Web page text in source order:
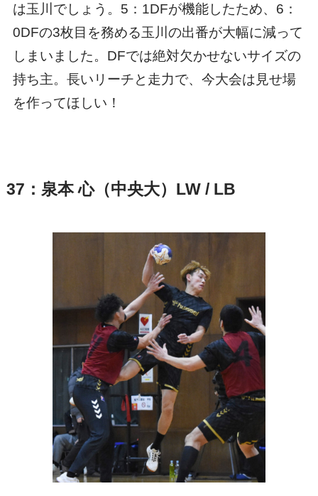
は玉川でしょう。5：1DFが機能したため、6：
0DFの3枚目を務める玉川の出番が大幅に減って
しまいました。DFでは絶対欠かせないサイズの
持ち主。長いリーチと走力で、今大会は見せ場
を作ってほしい！
37：泉本 心（中央大）LW / LB